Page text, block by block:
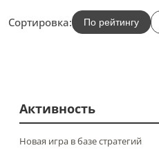
Сортировка: По рейтингу
Активность
Новая игра в базе стратегий